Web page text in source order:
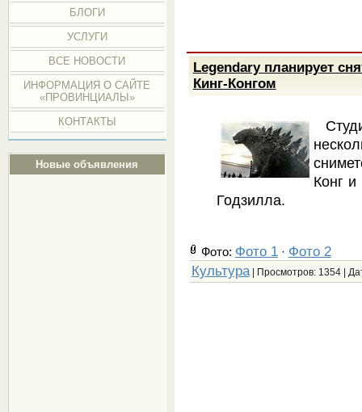
БЛОГИ
УСЛУГИ
ВСЕ НОВОСТИ
ИНФОРМАЦИЯ О САЙТЕ
«ПРОВИНЦИАЛЫ»
КОНТАКТЫ
Новые объявления
Legendary планирует
Кинг-Конгом
Конг
Годзилла.
Фото: Фото 1· Фото 2
Культура| Просмотров: 1354 |